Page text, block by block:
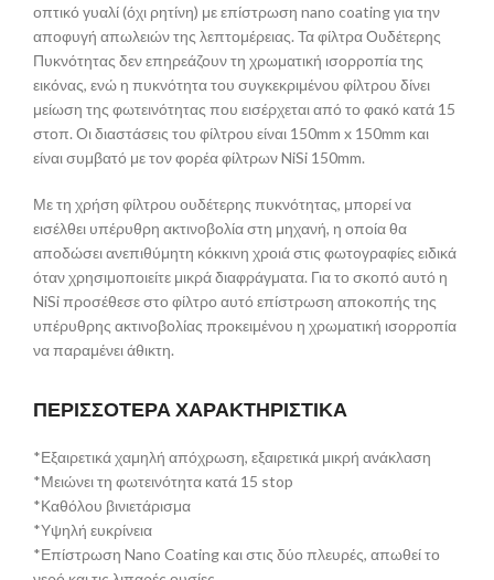
οπτικό γυαλί (όχι ρητίνη) με επίστρωση nano coating για την
αποφυγή απωλειών της λεπτομέρειας. Τα φίλτρα Ουδέτερης
Πυκνότητας δεν επηρεάζουν τη χρωματική ισορροπία της
εικόνας, ενώ η πυκνότητα του συγκεκριμένου φίλτρου δίνει
μείωση της φωτεινότητας που εισέρχεται από το φακό κατά 15
στοπ. Οι διαστάσεις του φίλτρου είναι 150mm x 150mm και
είναι συμβατό με τον φορέα φίλτρων NiSi 150mm.
Με τη χρήση φίλτρου ουδέτερης πυκνότητας, μπορεί να
εισέλθει υπέρυθρη ακτινοβολία στη μηχανή, η οποία θα
αποδώσει ανεπιθύμητη κόκκινη χροιά στις φωτογραφίες ειδικά
όταν χρησιμοποιείτε μικρά διαφράγματα. Για το σκοπό αυτό η
NiSi προσέθεσε στο φίλτρο αυτό επίστρωση αποκοπής της
υπέρυθρης ακτινοβολίας προκειμένου η χρωματική ισορροπία
να παραμένει άθικτη.
ΠΕΡΙΣΣΟΤΕΡΑ ΧΑΡΑΚΤΗΡΙΣΤΙΚΑ
*Εξαιρετικά χαμηλή απόχρωση, εξαιρετικά μικρή ανάκλαση
*Μειώνει τη φωτεινότητα κατά 15 stop
*Καθόλου βινιετάρισμα
*Υψηλή ευκρίνεια
*Επίστρωση Nano Coating και στις δύο πλευρές, απωθεί το